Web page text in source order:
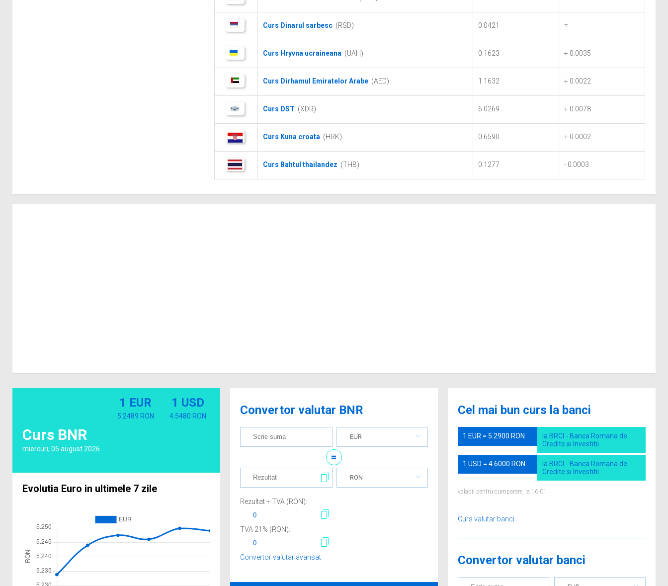
Curs Dinarul sarbesc (RSD) 0.0421 =
Curs Hryvna ucraineana (UAH) 0.1623 + 0.0035
Curs Dirhamul Emiratelor Arabe (AED) 1.1632 + 0.0022
Curs DST (XDR) 6.0269 + 0.0078
Curs Kuna croata (HRK) 0.6590 + 0.0002
Curs Bahtul thailandez (THB) 0.1277 - 0.0003
Curs BNR
miercuri, 05 august 2026
1 EUR
5.2489 RON
1 USD
4.5480 RON
Evolutia Euro in ultimele 7 zile
Convertor valutar BNR
EUR
=
RON
Rezultat + TVA (RON):
TVA 21 % (RON):
Convertor valutar avansat
Cel mai bun curs la banci
1 EUR = 5.2900 RON
la BRCI - Banca Romana de
Credite si Investitii
1 USD = 4.6000 RON
la BRCI - Banca Romana de
Credite si Investitii
valabil pentru cumparare, la 16.01
Curs valutar banci
Convertor valutar banci